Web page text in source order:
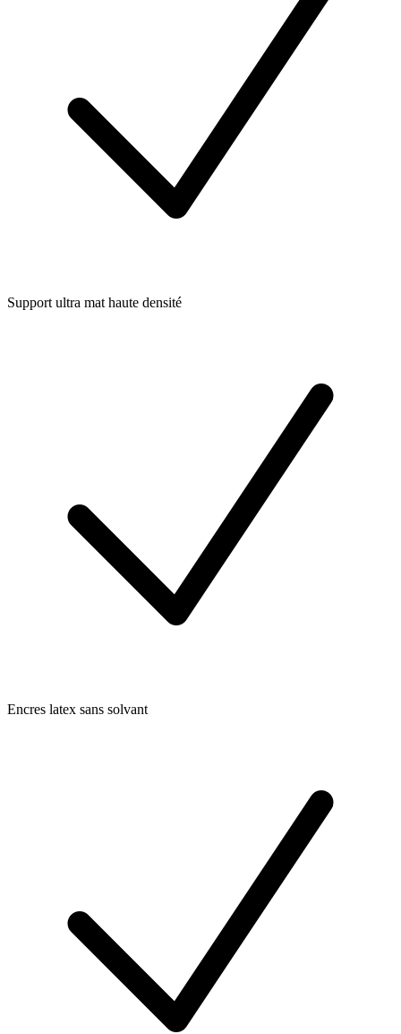
Support ultra mat haute densité
Encres latex sans solvant